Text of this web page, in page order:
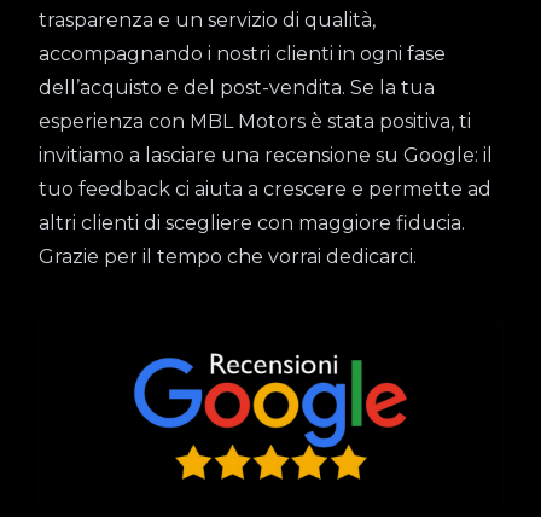
trasparenza e un servizio di qualità,
accompagnando i nostri clienti in ogni fase
dell’acquisto e del post-vendita. Se la tua
esperienza con MBL Motors è stata positiva, ti
invitiamo a lasciare una recensione su Google: il
tuo feedback ci aiuta a crescere e permette ad
altri clienti di scegliere con maggiore fiducia.
Grazie per il tempo che vorrai dedicarci.